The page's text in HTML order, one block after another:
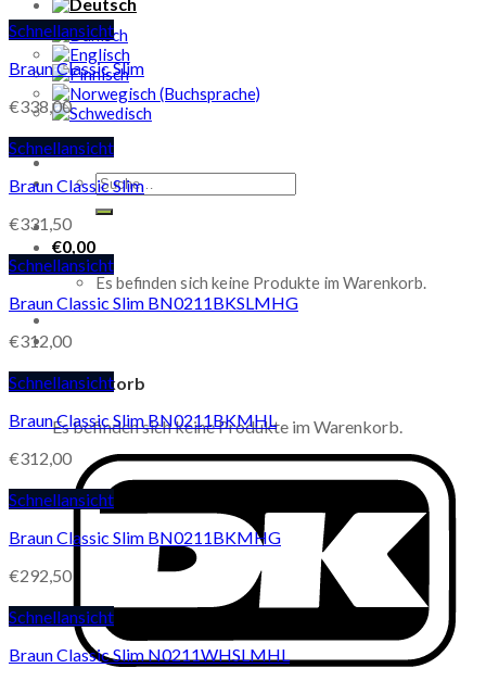
Suche
nach:
€0,00
Es befinden sich keine Produkte im Warenkorb.
Warenkorb
Es befinden sich keine Produkte im Warenkorb.
Schnellansicht
Braun Classic Slim
€338,00
Schnellansicht
Braun Classic Slim
€331,50
Schnellansicht
Braun Classic Slim BN0211BKSLMHG
€312,00
Schnellansicht
Braun Classic Slim BN0211BKMHL
€312,00
Schnellansicht
Braun Classic Slim BN0211BKMHG
€292,50
Schnellansicht
Braun Classic Slim N0211WHSLMHL